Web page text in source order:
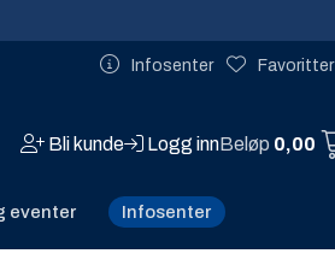
Infosenter Favoritter
Bli kunde Logg innBeløp 0,00
eventer Infosenter